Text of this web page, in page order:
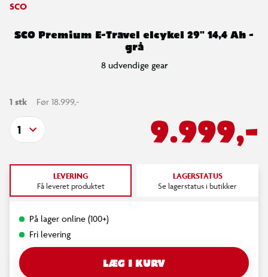
SCO
SCO Premium E-Travel elcykel 29" 14,4 Ah -
grå
8 udvendige gear
1 stk Før 18.999,-
9.999,-
1
LEVERING
Få leveret produktet
LAGERSTATUS
Se lagerstatus i butikker
På lager online (100+)
Fri levering
LÆG I KURV